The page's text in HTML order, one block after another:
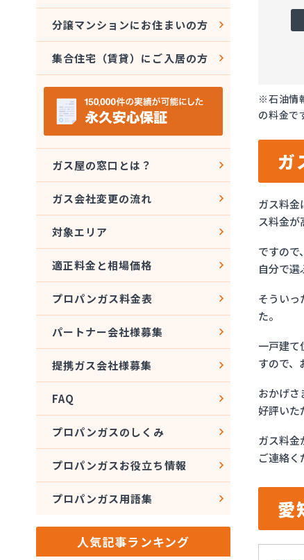
※石油情
の料金で
ガ
ガス料金
ス料金が
ですので
自分で選
そういっ
た。
一戸建て
すので、
おかげさ
好評いた
ガス料金
ご連絡く
愛
分譲マンションにお住まいの方
集合住宅（賃貸）にご入居の方
ガス屋の窓口とは？
ガス会社変更の流れ
対象エリア
適正料金と相場価格
プロパンガス料金表
パートナー会社様募集
提携ガス会社様募集
FAQ
プロパンガスのしくみ
プロパンガスお役立ち情報
プロパンガス用語集
人気記事ランキング